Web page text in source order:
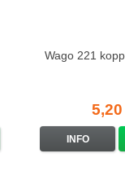
Wago 221
INFO